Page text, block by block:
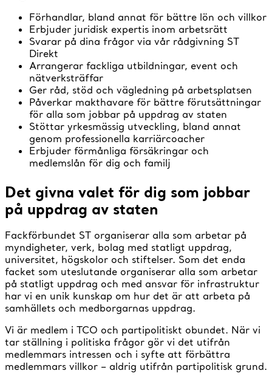
Förhandlar, bland annat för bättre lön och villkor
Erbjuder juridisk expertis inom arbetsrätt
Svarar på dina frågor via vår rådgivning ST
Direkt
Arrangerar fackliga utbildningar, event och
nätverksträffar
Ger råd, stöd och vägledning på arbetsplatsen
Påverkar makthavare för bättre förutsättningar
för alla som jobbar på uppdrag av staten
Stöttar yrkesmässig utveckling, bland annat
genom professionella karriärcoacher
Erbjuder förmånliga försäkringar och
medlemslån för dig och familj
Det givna valet för dig som jobbar
på uppdrag av staten
Fackförbundet ST organiserar alla som arbetar på
myndigheter, verk, bolag med statligt uppdrag,
universitet, högskolor och stiftelser. Som det enda
facket som uteslutande organiserar alla som arbetar
på statligt uppdrag och med ansvar för infrastruktur
har vi en unik kunskap om hur det är att arbeta på
samhällets och medborgarnas uppdrag.
Vi är medlem i TCO och partipolitiskt obundet. När vi
tar ställning i politiska frågor gör vi det utifrån
medlemmars intressen och i syfte att förbättra
medlemmars villkor – aldrig utifrån partipolitisk grund.